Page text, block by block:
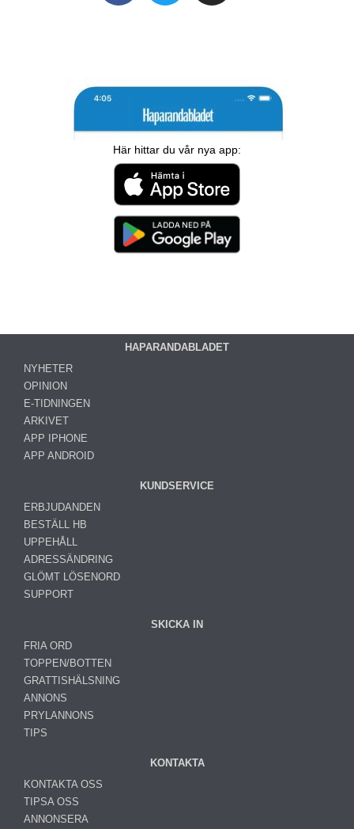
Här hittar du vår nya app:
HAPARANDABLADET
NYHETER
OPINION
E-TIDNINGEN
ARKIVET
APP IPHONE
APP ANDROID
KUNDSERVICE
ERBJUDANDEN
BESTÄLL HB
UPPEHÅLL
ADRESSÄNDRING
GLÖMT LÖSENORD
SUPPORT
SKICKA IN
FRIA ORD
TOPPEN/BOTTEN
GRATTISHÄLSNING
ANNONS
PRYLANNONS
TIPS
KONTAKTA
KONTAKTA OSS
TIPSA OSS
ANNONSERA